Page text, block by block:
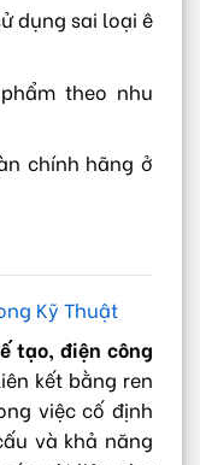
dụng sai loại ê
theo nhu
chính hãng ở
Kỹ Thuật
tạo, điện công
kết bằng ren
việc cố định
và khả năng